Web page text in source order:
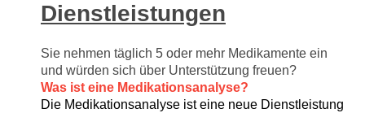
Dienstleistungen
Sie nehmen täglich 5 oder mehr Medikamente ein
und würden sich über Unterstützung freuen?
Was ist eine Medikationsanalyse?
Die Medikationsanalyse ist eine neue Dienstleistung